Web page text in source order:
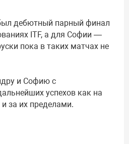
дебютный парный финал
ITF, а для Софии —
пока в таких матчах не
и Софию с
успехов как на
и за их пределами.